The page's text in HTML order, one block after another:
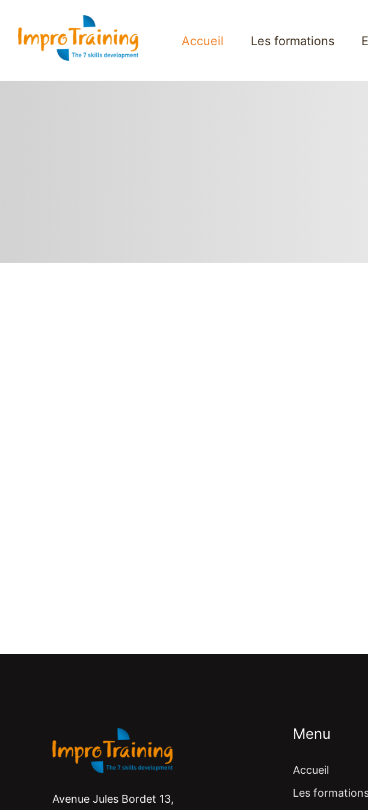
Accueil Les formations
Avenue Jules Bordet 13,
Menu
Accueil
Les